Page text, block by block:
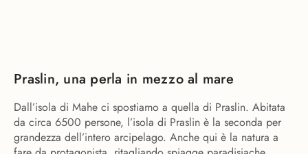
Praslin, una perla in mezzo al mare
Dall’isola di Mahe ci spostiamo a quella di Praslin. Abitata
da circa 6500 persone, l’isola di Praslin è la seconda per
grandezza dell’intero arcipelago. Anche qui è la natura a